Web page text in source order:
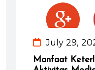
July 29,
Manfaat